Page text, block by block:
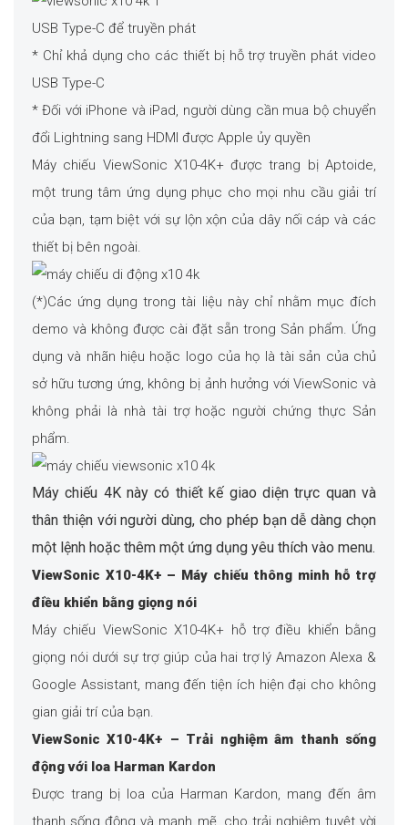
USB Type-C để truyền phát
* Chỉ khả dụng cho các thiết bị hỗ trợ truyền phát video
USB Type-C
* Đối với iPhone và iPad, người dùng cần mua bộ chuyển
đổi Lightning sang HDMI được Apple ủy quyền
Máy chiếu ViewSonic X10-4K+ được trang bị Aptoide,
một trung tâm ứng dụng phục cho mọi nhu cầu giải trí
của bạn, tạm biệt với sự lộn xộn của dây nối cáp và các
thiết bị bên ngoài.
(*)Các ứng dụng trong tài liệu này chỉ nhằm mục đích
demo và không được cài đặt sẵn trong Sản phẩm. Ứng
dụng và nhãn hiệu hoặc logo của họ là tài sản của chủ
sở hữu tương ứng, không bị ảnh hưởng với ViewSonic và
không phải là nhà tài trợ hoặc người chứng thực Sản
phẩm.
Máy chiếu 4K này có thiết kế giao diện trực quan và
thân thiện với người dùng, cho phép bạn dễ dàng chọn
một lệnh hoặc thêm một ứng dụng yêu thích vào menu.
ViewSonic X10-4K+ – Máy chiếu thông minh hỗ trợ
điều khiển bằng giọng nói
Máy chiếu ViewSonic X10-4K+ hỗ trợ điều khiển bằng
giọng nói dưới sự trợ giúp của hai trợ lý Amazon Alexa &
Google Assistant, mang đến tiện ích hiện đại cho không
gian giải trí của bạn.
ViewSonic X10-4K+ – Trải nghiệm âm thanh sống
động với loa Harman Kardon
Được trang bị loa của Harman Kardon, mang đến âm
thanh sống động và mạnh mẽ, cho trải nghiệm tuyệt vời